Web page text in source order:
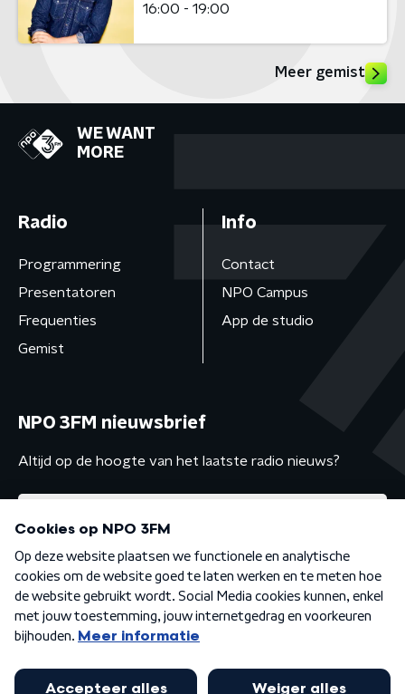
16:00 - 19:00
Meer gemist
WE WANT
MORE
Radio
Programmering
Presentatoren
Frequenties
Gemist
Info
Contact
NPO Campus
App de studio
NPO 3FM nieuwsbrief
Altijd op de hoogte van het laatste radio nieuws?
Algemene voorwaarden Privacybeleid